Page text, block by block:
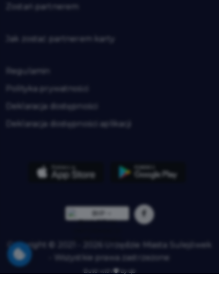
Zostań partnerem
Jak zostać partnerem karty
Regulamin
Polityka prywatności
Deklaracja dostępności
Deklaracja dostępności aplikacji
Copyright © 2021 - 2026 Urzędzie Miasta Sulejówek
- Wszystkie prawa zastrzeżone
Build with by qb